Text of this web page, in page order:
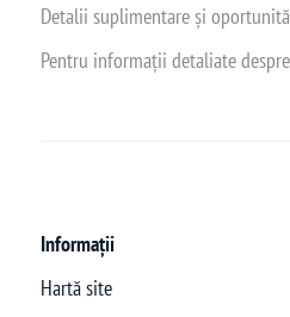
Detalii suplimentare și
Pentru informații detaliate
Informații
Hartă site